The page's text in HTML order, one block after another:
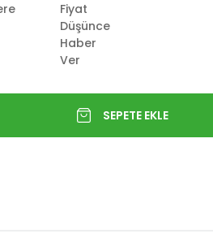
Fiyat
Düşünce
Haber
Ver